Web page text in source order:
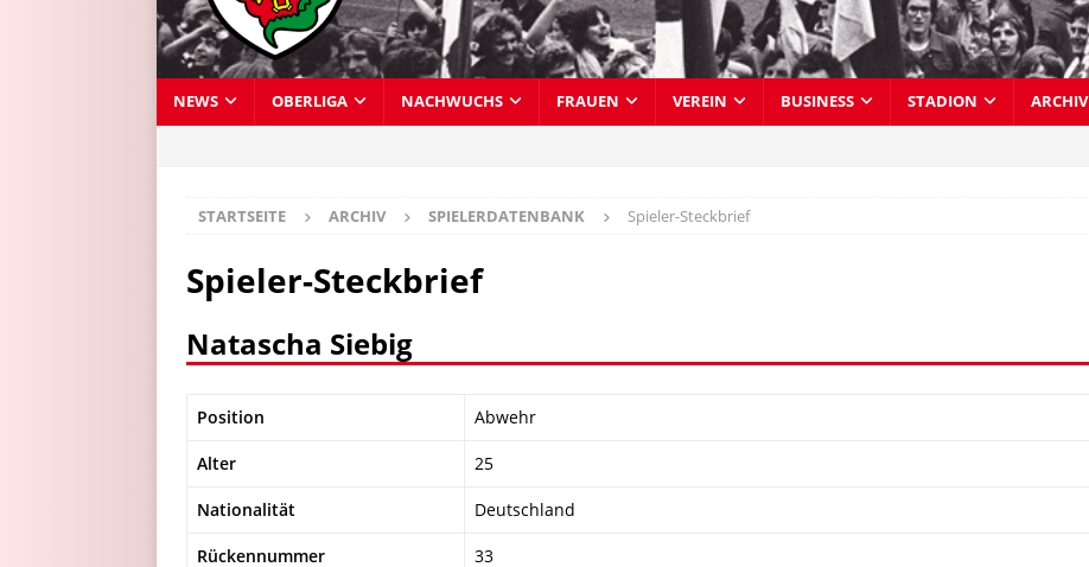
NEWS OBERLIGA NACHWUCHS FRAUEN VEREIN BUSINESS STADION ARCHIV
STARTSEITE ARCHIV SPIELERDATENBANK Spieler-Steckbrief
Spieler-Steckbrief
Natascha Siebig
Position Abwehr
Alter 25
Nationalität Deutschland
Rückennummer 33